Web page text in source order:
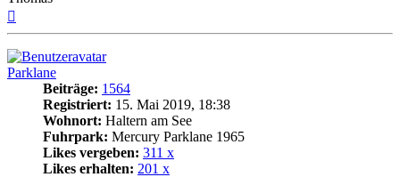
Parklane
Beiträge: 1564
Registriert: 15. Mai 2019, 18:38
Wohnort: Haltern am See
Fuhrpark: Mercury Parklane 1965
Likes vergeben: 311 x
Likes erhalten: 201 x